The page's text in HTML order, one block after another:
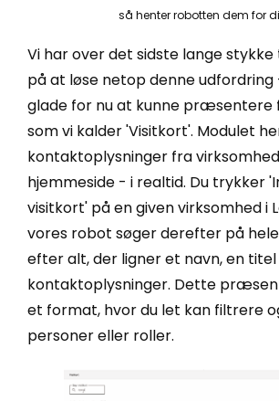
så henter robotten dem for
Vi har over det sidste lange
på at løse netop denne
glade for nu at kunne præsentere
som vi kalder 'Visitkort'. Modulet
kontaktoplysninger fra
hjemmeside - i realtid. Du trykker
visitkort' på en given virksomhed i
vores robot søger derefter på
efter alt, der ligner et navn, en
kontaktoplysninger. Dette
et format, hvor du let kan filtrere
personer eller roller.